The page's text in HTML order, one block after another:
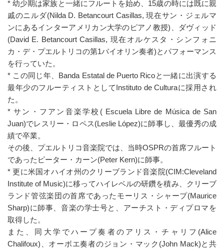
* 幼少期は家族と一緒にフルートを始め、15歳の時には既に親
戚のニルダ(Nilda D. Betancourt Casillas, 現在サン・ジェルマ
ンにあるインターアメリカン大学のピアノ教授)、ダヴィッド
(David E. Betancourt Casillas, 現在オルケスタ・シンフォニ
カ・デ・プエルトリコの第1バイオリン奏者)とパフォーマンス
を行っていた。
* この同じ年、Banda Estatal de Puerto Ricoと一緒に出演する
最年少のフルーティストとしてInstituto de Culturaに採用され
た。
* サン・フアン音楽学校( Escuela Libre de Música de San
Juan)でレスリー・ロペス(Leslie López)に師事し、最優秀の成
績で卒業。
その後、プエルトリコ音楽院では、当時OSPRの首席フルート
であったピーター・カーン(Peter Kern)に師事。
* 更に米国オハイオ州のクリーブランド音楽院(CIM:Cleveland
Institute of Music)に移ってハイレベルの研鑽を積み、クリーブ
ランド管弦楽団の首席であったモーリス・シャープ(Maurice
Sharp)に師事、音楽の学士号と、アーチスト・ディプロマを
取得した。
また、同大学でハープ奏者のアリス・チャリフ(Alice
Chalifoux)、オーボエ奏者のジョン・マック(John Mack)と共